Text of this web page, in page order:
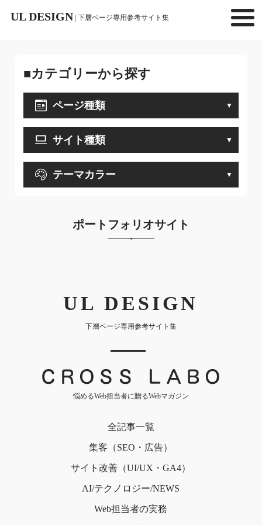
UL DESIGN | 下層ページ専用参考サイト集
■カテゴリーから探す
ページ種類
サイト種類
テーマカラー
ポートフォリオサイト
UL DESIGN
下層ページ専用参考サイト集
｜
悩めるWeb担当者に贈るWebマガジン
全記事一覧
集客（SEO・広告）
サイト改善（UI/UX・GA4）
AI/テクノロジー/NEWS
Web担当者の実務